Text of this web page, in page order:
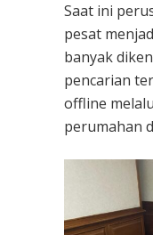
Saat ini
pesat
banyak
pencarian
offline
perumahan